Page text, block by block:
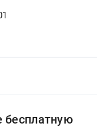
бесплатную